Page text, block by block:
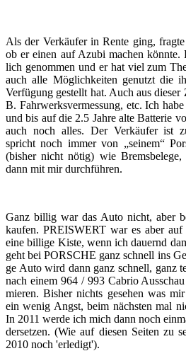
Als der Ver­käu­fer in Rente ging,
ob er einen auf Azubi ma­chen
lich ge­nom­men und er hat viel zum
auch alle Mög­lich­kei­ten ge­nutzt die
Ver­fü­gung ge­stellt hat. Auch aus
B. Fahr­werks­ver­mes­sung, etc. Ich
und bis auf die 2.5 Jahre alte Bat­te­rie
auch noch alles. Der Ver­käu­fer ist
spricht noch immer von „sei­nem“
(bis­her nicht nötig) wie
dann mit mir durch­füh­ren.
Ganz bil­lig war das Auto nicht, aber
kau­fen. PREIS­WERT war es aber
eine bil­li­ge Kiste, wenn ich dau­ernd
geht bei POR­SCHE ganz schnell ins
ge Auto wird dann ganz schnell, ganz
nach einem 964 / 993 Ca­brio
mie­ren. Bis­her nichts ge­se­hen was
ein wenig Angst, beim nächs­ten mal
In 2011 werde ich mich dann noch
der­set­zen. (Wie auf die­sen Sei­ten zu
2010 noch 'er­le­digt').